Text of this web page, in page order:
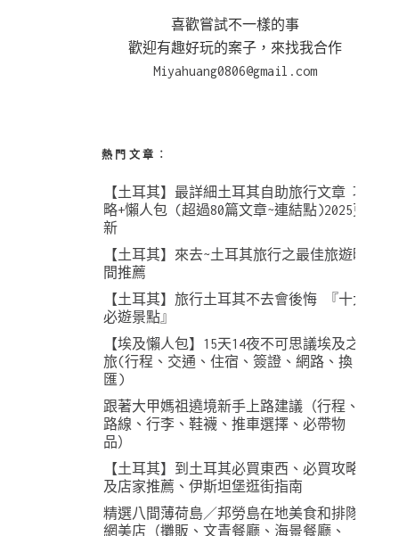
喜歡嘗試不一樣的事
歡迎有趣好玩的案子，來找我合作
Miyahuang0806@gmail.com
熱門文章︰
【土耳其】最詳細土耳其自助旅行文章 攻
略+懶人包 (超過80篇文章~連結點)2025更
新
【土耳其】來去~土耳其旅行之最佳旅遊時
間推薦
【土耳其】旅行土耳其不去會後悔 『十大
必遊景點』
【埃及懶人包】15天14夜不可思議埃及之
旅(行程、交通、住宿、簽證、網路、換
匯)
跟著大甲媽祖遶境新手上路建議（行程、
路線、行李、鞋襪、推車選擇、必帶物
品）
【土耳其】到土耳其必買東西、必買攻略
及店家推薦、伊斯坦堡逛街指南
精選八間薄荷島／邦勞島在地美食和排隊
網美店（攤販、文青餐廳、海景餐廳、